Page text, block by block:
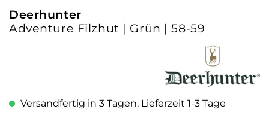
Deerhunter
Adventure Filzhut | Grün | 58-59
Versandfertig in 3 Tagen, Lieferzeit 1-3 Tage